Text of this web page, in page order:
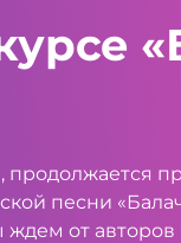
песни
ждем от